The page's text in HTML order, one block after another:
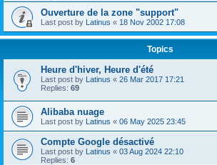
Ouverture de la zone "support"
Last post by Latinus « 18 Nov 2002 17:08
Topics
Heure d'hiver, Heure d'été
Last post by Latinus « 26 Mar 2017 17:21
Replies: 69
Alibaba nuage
Last post by Latinus « 06 May 2025 23:45
Compte Google désactivé
Last post by Latinus « 03 Aug 2024 22:10
Replies: 6